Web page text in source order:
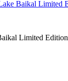
Limited Edition